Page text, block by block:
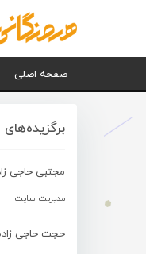
صفحه اصلی
برگزیده‌های
مجتبی حاجی
مدیریت سایت
حجت حاجی